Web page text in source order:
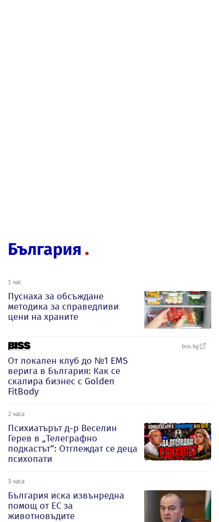
България
1 час
Пуснаха за обсъждане
методика за справедливи
цени на храните
biss.bg
От локален клуб до №1 EMS
верига в България: Как се
скалира бизнес с Golden
FitBody
2 часа
Психиатърът д-р Веселин
Герев в „Телеграфно
подкастът“: Отглеждат се деца
психопати
3 часа
България иска извънредна
помощ от ЕС за
животновъдите